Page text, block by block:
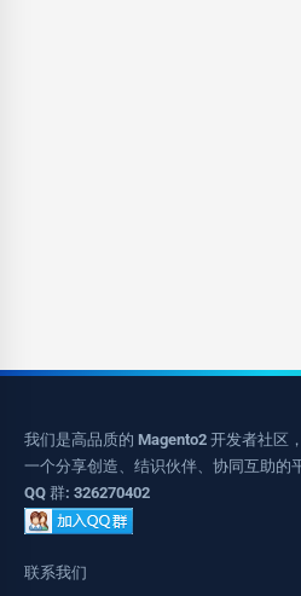
我们是高品质的 Magento2 开发者社区
一个分享创造、结识伙伴、协同互助的
QQ 群: 326270402
联系我们